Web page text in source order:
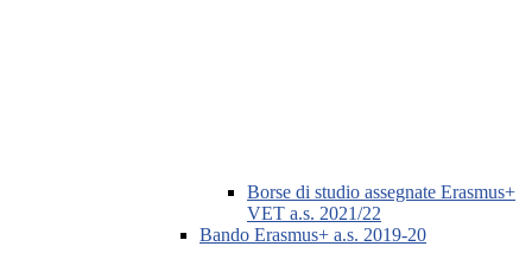
Borse di studio assegnate Erasmus+
VET a.s. 2021/22
Bando Erasmus+ a.s. 2019-20